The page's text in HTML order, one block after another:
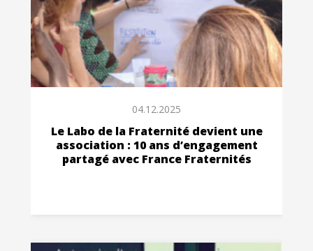
04.12.2025
Le Labo de la Fraternité devient une
association : 10 ans d’engagement
partagé avec France Fraternités